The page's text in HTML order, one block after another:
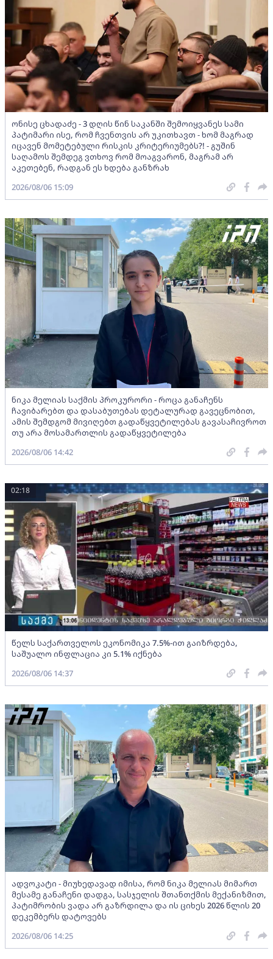
ონისე ცხადაძე - 3 დღის წინ საკანში შემოიყვანეს სამი
პატიმარი ისე, რომ ჩვენთვის არ უკითხავთ - ხომ მაგრად
იცავენ მომეტებული რისკის კრიტერიუმებს?! - გუშინ
საღამოს შემდეგ ვთხოვ რომ მოაგვარონ, მაგრამ არ
აკეთებენ, რადგან ეს ხდება განზრახ
2026/08/06 15:09
ნიკა მელიას საქმის პროკურორი - როცა განაჩენს
ჩავიბარებთ და დასაბუთებას დეტალურად გავეცნობით,
ამის შემდგომ მივიღებთ გადაწყვეტილებას გავასაჩივროთ
თუ არა მოსამართლის გადაწყვეტილება
2026/08/06 14:42
წელს საქართველოს ეკონომიკა 7.5%-ით გაიზრდება,
საშუალო ინფლაცია კი 5.1% იქნება
02:18
2026/08/06 14:37
ადვოკატი - მიუხედავად იმისა, რომ ნიკა მელიას მიმართ
მესამე განაჩენი დადგა, სასჯელის შთანთქმის მექანიზმით,
პატიმრობის ვადა არ გაზრდილა და ის ციხეს 2026 წლის 20
დეკემბერს დატოვებს
2026/08/06 14:25